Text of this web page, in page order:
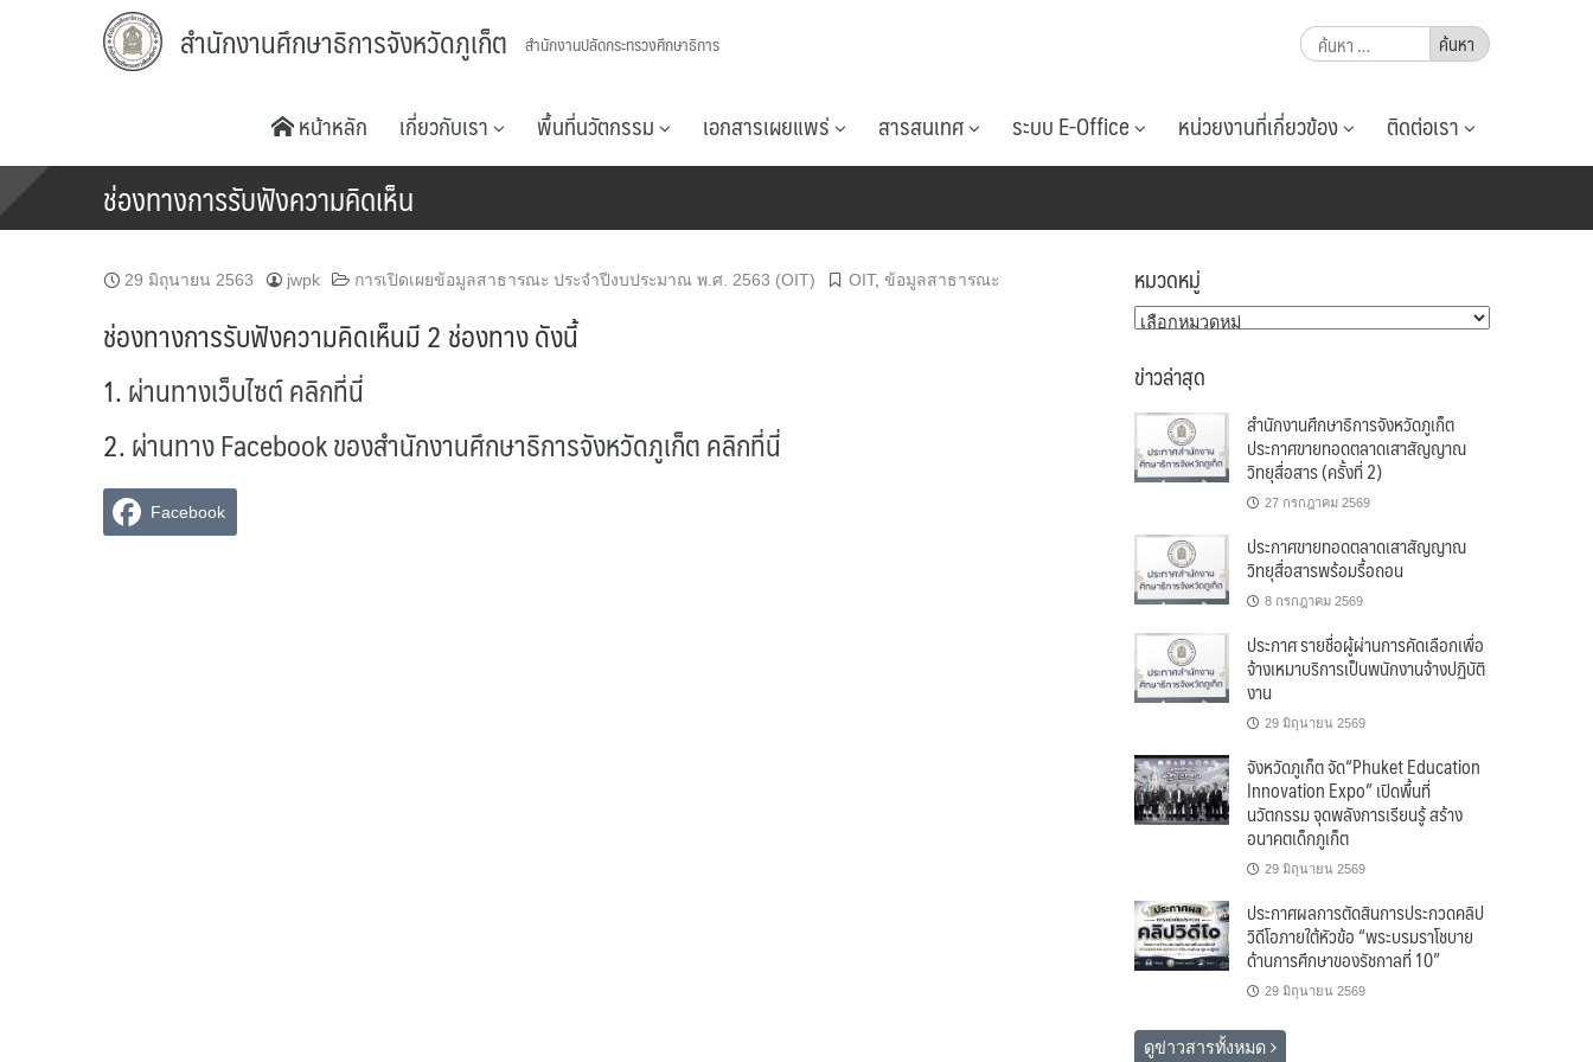
สำนักงานศึกษาธิการจังหวัดภูเก็ต สำนักงานปลัดกระทรวงศึกษาธิการ
ค้นหา
สำหรับ:
หน้าหลัก เกี่ยวกับเรา พื้นที่นวัตกรรม เอกสารเผยแพร่ สารสนเทศ ระบบ E-Office หน่วยงานที่เกี่ยวข้อง ติดต่อเรา
ช่องทางการรับฟังความคิดเห็น
29 มิถุนายน 2563 jwpk การเปิดเผยข้อมูลสาธารณะ ประจำปีงบประมาณ พ.ศ. 2563 (OIT) OIT, ข้อมูลสาธารณะ
ช่องทางการรับฟังความคิดเห็นมี 2 ช่องทาง ดังนี้
1.ผ่านทางเว็บไซต์ คลิกที่นี่
2.ผ่านทาง Facebook ของสำนักงานศึกษาธิการจังหวัดภูเก็ต คลิกที่นี่
Facebook
หมวดหมู่
หมวด
ข่าวล่าสุด
สำนักงานศึกษาธิการจังหวัดภูเก็ต
ประกาศขายทอดตลาดเสาสัญญาณ
วิทยุสื่อสาร (ครั้งที่ 2)
27 กรกฎาคม 2569
ประกาศขายทอดตลาดเสาสัญญาณ
วิทยุสื่อสารพร้อมรื้อถอน
8 กรกฎาคม 2569
ประกาศ รายชื่อผู้ผ่านการคัดเลือกเพื่อ
จ้างเหมาบริการเป็นพนักงานจ้างปฏิบัติ
งาน
29 มิถุนายน 2569
จังหวัดภูเก็ต จัด“Phuket Education
Innovation Expo” เปิดพื้นที่
นวัตกรรม จุดพลังการเรียนรู้ สร้าง
อนาคตเด็กภูเก็ต
29 มิถุนายน 2569
ประกาศผลการตัดสินการประกวดคลิป
วิดีโอภายใต้หัวข้อ “พระบรมราโชบาย
ด้านการศึกษาของรัชกาลที่ 10”
29 มิถุนายน 2569
ดูข่าวสารทั้งหมด